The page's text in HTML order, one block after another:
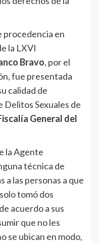
procedencia en
la LXVI
Bravo, por el
fue presentada
calidad de
Delitos Sexuales de
General del
la Agente
técnica de
las personas a que
tomó dos
acuerdo a sus
que no les
se ubican en modo,